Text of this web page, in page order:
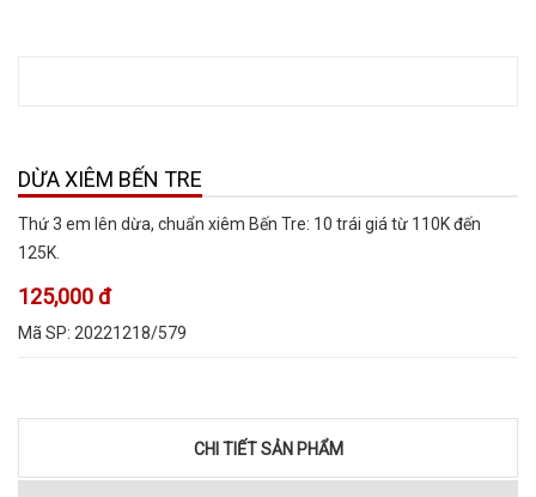
DỪA XIÊM BẾN TRE
Thứ 3 em lên dừa, chuẩn xiêm Bến Tre: 10 trái giá từ 110K đến
125K.
125,000 đ
Mã SP: 20221218/579
CHI TIẾT SẢN PHẨM